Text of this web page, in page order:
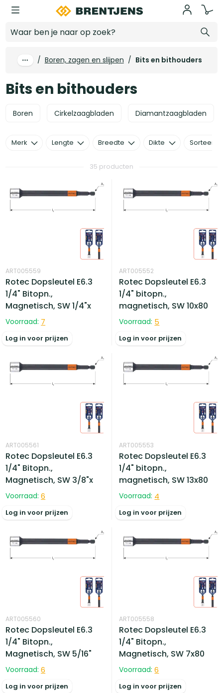
Ga naar hoofdinhoud
/ Boren, zagen en slijpen / Bits en bithouders
Bits en bithouders
Boren Cirkelzaagbladen Diamantzaagbladen
35 producten
ART005559
Rotec Dopsleutel E6.3
1/4" Bitopn.,
Magnetisch, SW 1/4"x
Voorraad: 7
Log in voor prijzen
ART005552
Rotec Dopsleutel E6.3
1/4" bitopn.,
magnetisch, SW 10x80
Voorraad: 5
Log in voor prijzen
ART005561
Rotec Dopsleutel E6.3
1/4" Bitopn.,
Magnetisch, SW 3/8"x
Voorraad: 6
Log in voor prijzen
ART005553
Rotec Dopsleutel E6.3
1/4" bitopn.,
magnetisch, SW 13x80
Voorraad: 4
Log in voor prijzen
ART005560
Rotec Dopsleutel E6.3
1/4" Bitopn.,
Magnetisch, SW 5/16"
Voorraad: 6
Log in voor prijzen
ART005558
Rotec Dopsleutel E6.3
1/4" Bitopn.,
Magnetisch, SW 7x80
Voorraad: 6
Log in voor prijzen
Merk Lengte Breedte Dikte Sorteer